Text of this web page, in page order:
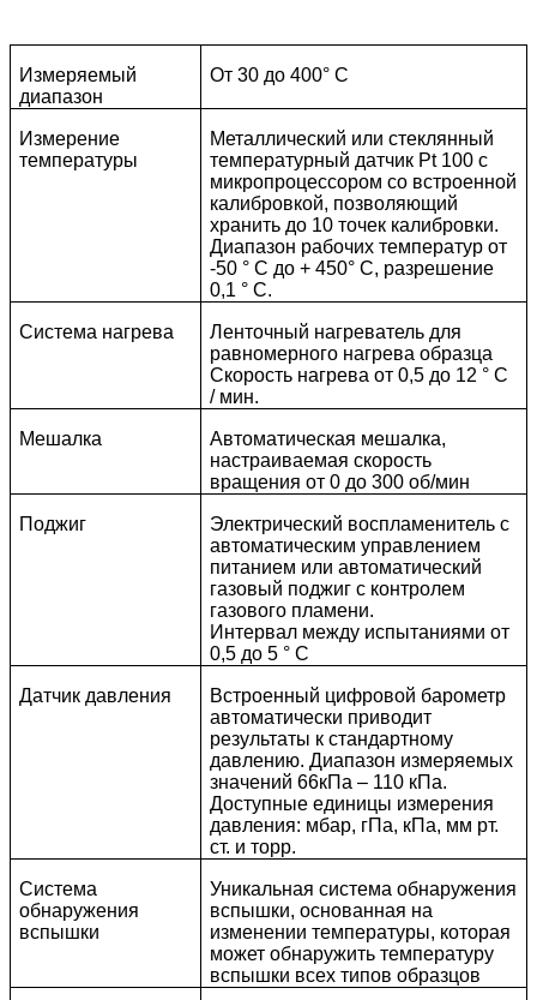
Измеряемый
диапазон
От 30 до 400° C
Измерение
температуры
Металлический или стеклянный
температурный датчик Pt 100 с
микропроцессором со встроенной
калибровкой, позволяющий
хранить до 10 точек калибровки.
Диапазон рабочих температур от
-50 ° C до + 450° С, разрешение
0,1 ° C.
Система нагрева
Ленточный нагреватель для
равномерного нагрева образца
Скорость нагрева от 0,5 до 12 ° С
/ мин.
Мешалка
Автоматическая мешалка,
настраиваемая скорость
вращения от 0 до 300 об/мин
Поджиг
Электрический воспламенитель с
автоматическим управлением
питанием или автоматический
газовый поджиг с контролем
газового пламени.
Интервал между испытаниями от
0,5 до 5 ° C
Датчик давления
Встроенный цифровой барометр
автоматически приводит
результаты к стандартному
давлению. Диапазон измеряемых
значений 66кПа – 110 кПа.
Доступные единицы измерения
давления: мбар, гПа, кПа, мм рт.
ст. и торр.
Система
обнаружения
вспышки
Уникальная система обнаружения
вспышки, основанная на
изменении температуры, которая
может обнаружить температуру
вспышки всех типов образцов